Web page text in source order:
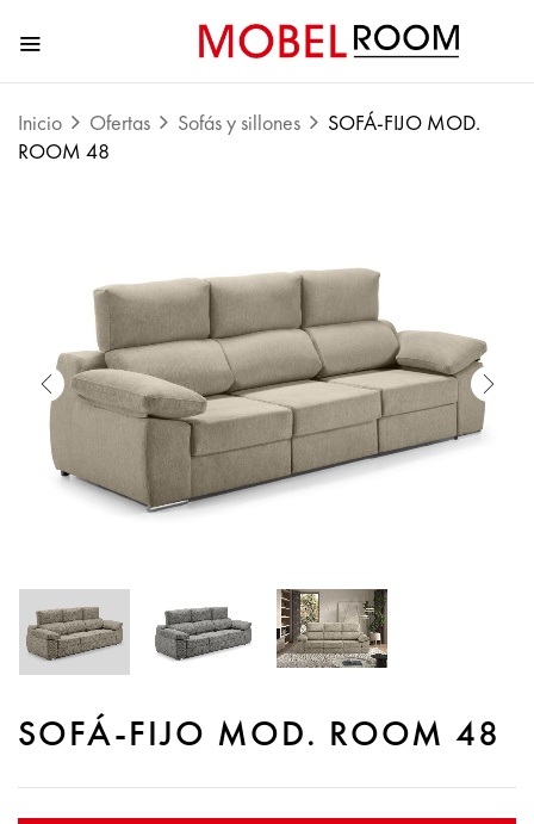
Inicio Ofertas Sofás y sillones
SOFÁ-FIJO MOD.
ROOM 48
SOFÁ-FIJO MOD. ROOM 48